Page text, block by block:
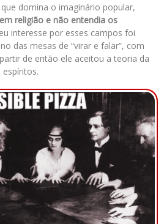
domina o imaginário popular,
religião e não entendia os
interesse por esses campos foi
das mesas de “virar e falar”, com
de então ele aceitou a teoria da
espíritos.